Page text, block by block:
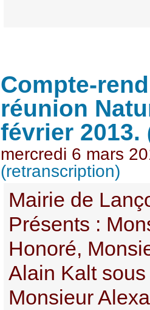
Compte-
réunion
février 2013.
mercredi 6 mars
(retranscription)
Mairie de
Présents :
Honoré,
Alain Kalt
Monsieur